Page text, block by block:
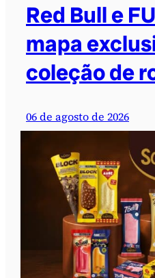
Red Bull e
mapa
coleção de
06 de agosto de 2026